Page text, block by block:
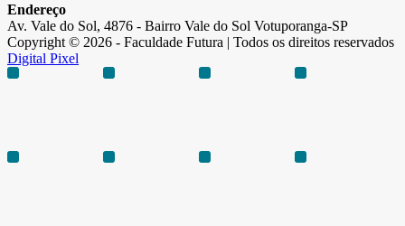
Endereço
Av. Vale do Sol, 4876 - Bairro Vale do Sol Votuporanga-SP
Copyright © 2026 - Faculdade Futura | Todos os direitos reservados
Digital Pixel